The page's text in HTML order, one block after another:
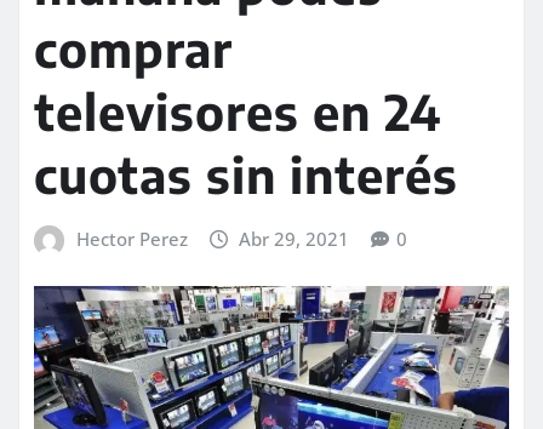
comprar
televisores en 24
cuotas sin interés
Hector Perez Abr 29, 2021 0